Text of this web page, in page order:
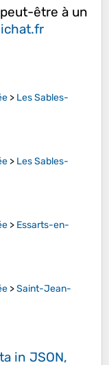
être à un
> Les Sables-
> Les Sables-
> Essarts-en-
>Saint-Jean-
in JSON,